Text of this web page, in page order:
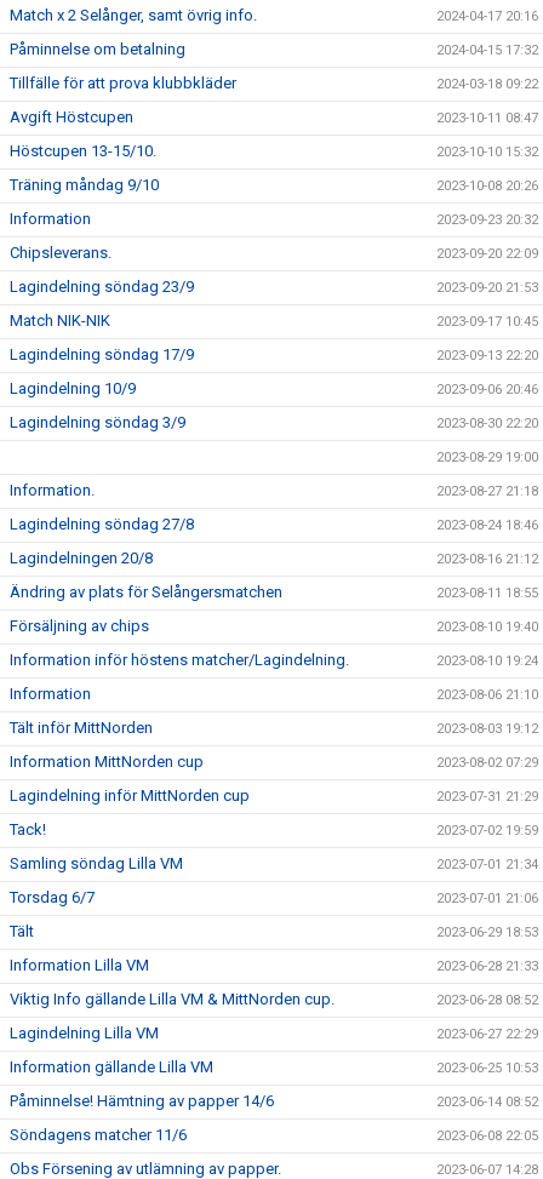
Match x 2 Selånger, samt övrig info. 2024-04-17 20:16
Påminnelse om betalning 2024-04-15 17:32
Tillfälle för att prova klubbkläder 2024-03-18 09:22
Avgift Höstcupen 2023-10-11 08:47
Höstcupen 13-15/10. 2023-10-10 15:32
Träning måndag 9/10 2023-10-08 20:26
Information 2023-09-23 20:32
Chipsleverans. 2023-09-20 22:09
Lagindelning söndag 23/9 2023-09-20 21:53
Match NIK-NIK 2023-09-17 10:45
Lagindelning söndag 17/9 2023-09-13 22:20
Lagindelning 10/9 2023-09-06 20:46
Lagindelning söndag 3/9 2023-08-30 22:20
2023-08-29 19:00
Information. 2023-08-27 21:18
Lagindelning söndag 27/8 2023-08-24 18:46
Lagindelningen 20/8 2023-08-16 21:12
Ändring av plats för Selångersmatchen 2023-08-11 18:55
Försäljning av chips 2023-08-10 19:40
Information inför höstens matcher/Lagindelning. 2023-08-10 19:24
Information 2023-08-06 21:10
Tält inför MittNorden 2023-08-03 19:12
Information MittNorden cup 2023-08-02 07:29
Lagindelning inför MittNorden cup 2023-07-31 21:29
Tack! 2023-07-02 19:59
Samling söndag Lilla VM 2023-07-01 21:34
Torsdag 6/7 2023-07-01 21:06
Tält 2023-06-29 18:53
Information Lilla VM 2023-06-28 21:33
Viktig Info gällande Lilla VM & MittNorden cup. 2023-06-28 08:52
Lagindelning Lilla VM 2023-06-27 22:29
Information gällande Lilla VM 2023-06-25 10:53
Påminnelse! Hämtning av papper 14/6 2023-06-14 08:52
Söndagens matcher 11/6 2023-06-08 22:05
Obs Försening av utlämning av papper. 2023-06-07 14:28